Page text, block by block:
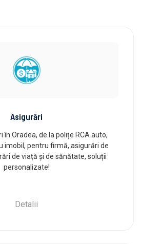
Asigurări
în Oradea, de la polițe RCA auto,
imobil, pentru firmă, asigurări de
de viață și de sănătate, soluții
personalizate!
Detalii